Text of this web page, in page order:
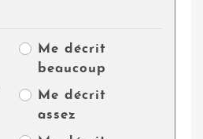
Me décrit
beaucoup
Me décrit
assez